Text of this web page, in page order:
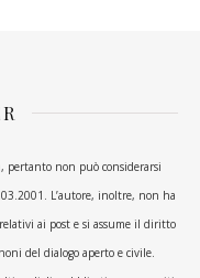
pertanto non può considerarsi
L’autore, inoltre, non ha
ai post e si assume il diritto
del dialogo aperto e civile.